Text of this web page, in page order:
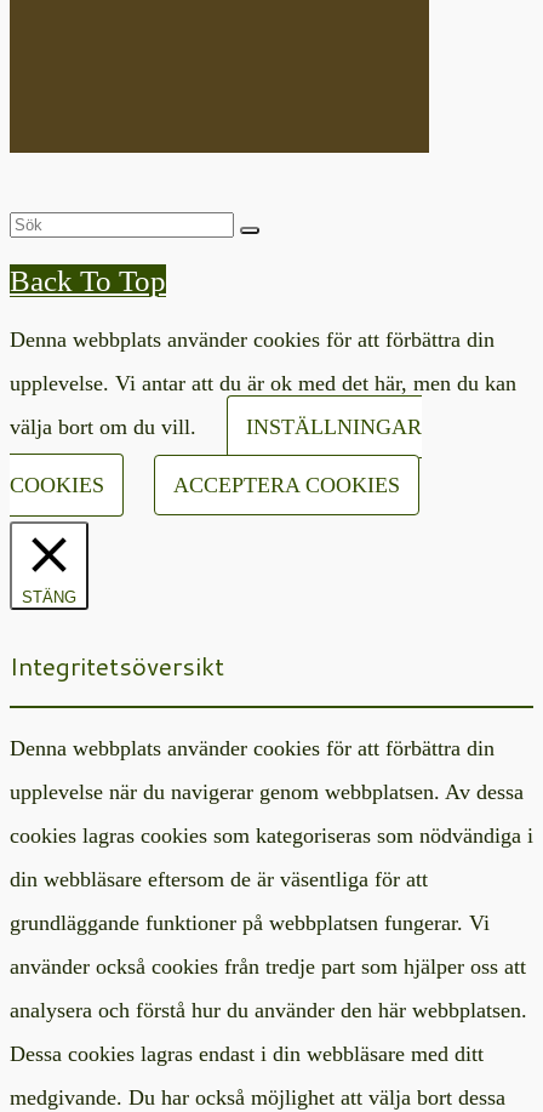
Back To Top
Denna webbplats använder cookies för att förbättra din
upplevelse. Vi antar att du är ok med det här, men du kan
välja bort om du vill.
INSTÄLLNINGAR
COOKIES ACCEPTERA COOKIES
STÄNG
Integritetsöversikt
Denna webbplats använder cookies för att förbättra din
upplevelse när du navigerar genom webbplatsen. Av dessa
cookies lagras cookies som kategoriseras som nödvändiga i
din webbläsare eftersom de är väsentliga för att
grundläggande funktioner på webbplatsen fungerar. Vi
använder också cookies från tredje part som hjälper oss att
analysera och förstå hur du använder den här webbplatsen.
Dessa cookies lagras endast i din webbläsare med ditt
medgivande. Du har också möjlighet att välja bort dessa